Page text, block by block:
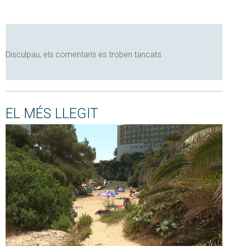
Disculpau, els comentaris es troben tancats
EL MÉS LLEGIT